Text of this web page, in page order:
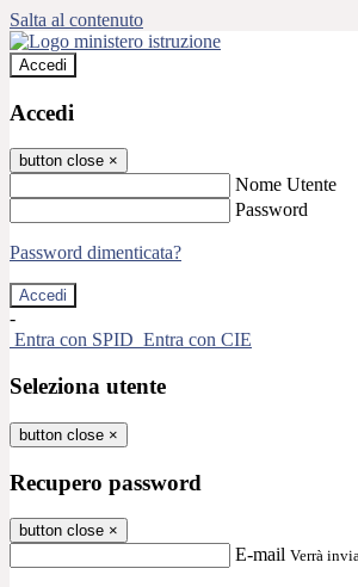
Salta al contenuto
Accedi
Accedi
button close ×
Nome Utente
Password
Password dimenticata?
-
Entra con SPID Entra con CIE
Seleziona utente
button close ×
Recupero password
button close ×
E-mail Verrà